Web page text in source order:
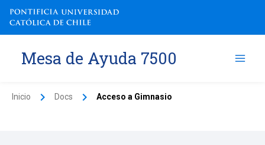
contenido
Mesa de Ayuda 7500
Inicio Docs Acceso a Gimnasio